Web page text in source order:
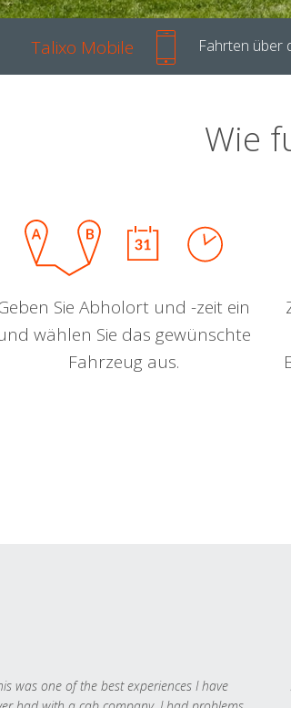
Talixo Mobile Fahrten über
Wie
Sie Abholort und -zeit ein
wählen Sie das gewünschte
Fahrzeug aus.
was one of the best experiences I have